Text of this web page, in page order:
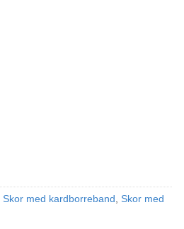
Skor med kardborreband, Skor med